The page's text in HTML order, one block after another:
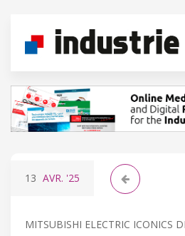
13 AVR. '25
MITSUBISHI ELECTRIC ICONICS